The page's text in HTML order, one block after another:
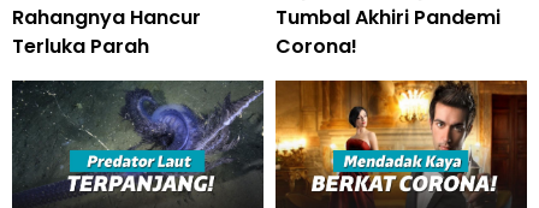
Rahangnya Hancur
Terluka Parah
Tumbal Akhiri Pandemi
Corona!